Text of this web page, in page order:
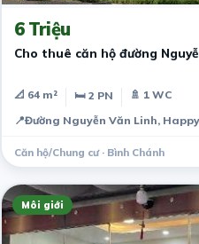
6 Triệu
Cho thuê căn hộ đường
📐 64 m² 🛏 2 PN
🚿 1 WC
📍Đường Nguyễn Văn Linh,
Căn hộ/Chung cư · Bình Chánh
Môi giới